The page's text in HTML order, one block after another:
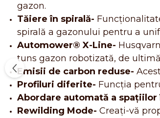
gazon.
Tăiere în spirală-
spirală a gazonului pentru a
Automower® X-Line-
tuns gazon robotizată, de
Emisii de carbon reduse-
Profiluri diferite- Funcția
Abordare automată a spaţiilor
Rewilding Mode- Creați-vă